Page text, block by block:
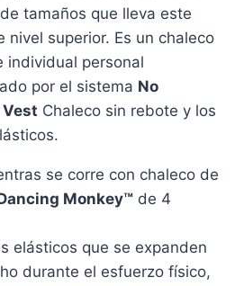
tamaños que lleva este
nivel superior. Es un chaleco
individual personal
por el sistema No
Chaleco sin rebote y los
se corre con chaleco de
Monkey™de 4
elásticos que se expanden
durante el esfuerzo físico,